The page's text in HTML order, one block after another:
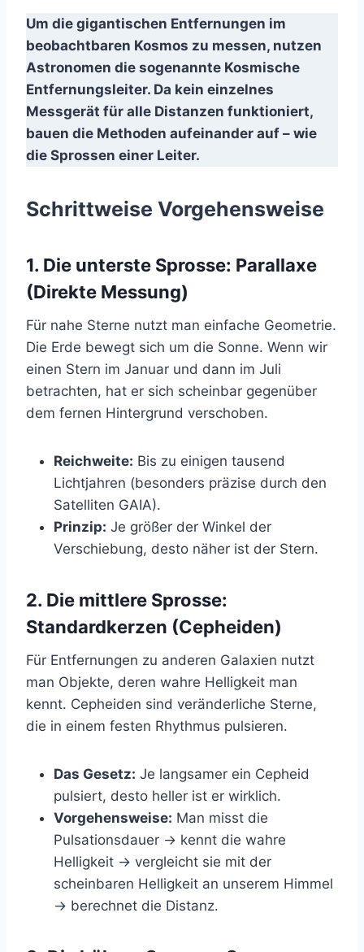
Um die gigantischen Entfernungen im
beobachtbaren Kosmos zu messen, nutzen
Astronomen die sogenannte Kosmische
Entfernungsleiter. Da kein einzelnes
Messgerät für alle Distanzen funktioniert,
bauen die Methoden aufeinander auf – wie
die Sprossen einer Leiter.
Schrittweise Vorgehensweise
1. Die unterste Sprosse: Parallaxe
(Direkte Messung)
Für nahe Sterne nutzt man einfache Geometrie.
Die Erde bewegt sich um die Sonne. Wenn wir
einen Stern im Januar und dann im Juli
betrachten, hat er sich scheinbar gegenüber
dem fernen Hintergrund verschoben.
Reichweite: Bis zu einigen tausend
Lichtjahren (besonders präzise durch den
Satelliten GAIA).
Prinzip: Je größer der Winkel der
Verschiebung, desto näher ist der Stern.
2. Die mittlere Sprosse:
Standardkerzen (Cepheiden)
Für Entfernungen zu anderen Galaxien nutzt
man Objekte, deren wahre Helligkeit man
kennt. Cepheiden sind veränderliche Sterne,
die in einem festen Rhythmus pulsieren.
Das Gesetz: Je langsamer ein Cepheid
pulsiert, desto heller ist er wirklich.
Vorgehensweise: Man misst die
Pulsationsdauer -> kennt die wahre
Helligkeit -> vergleicht sie mit der
scheinbaren Helligkeit an unserem Himmel
-> berechnet die Distanz.